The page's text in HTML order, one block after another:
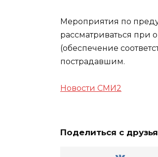
Мероприятия по
рассматриваться при
(обеспечение
пострадавшим.
Новости СМИ2
Поделиться с